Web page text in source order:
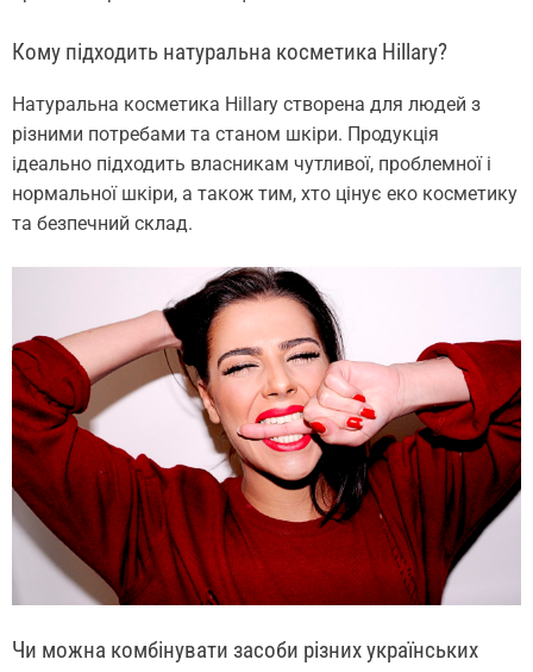
Кому підходить натуральна косметика Hillary?
Натуральна косметика Hillary створена для людей з
різними потребами та станом шкіри. Продукція
ідеально підходить власникам чутливої, проблемної і
нормальної шкіри, а також тим, хто цінує еко косметику
та безпечний склад.
Чи можна комбінувати засоби різних українських